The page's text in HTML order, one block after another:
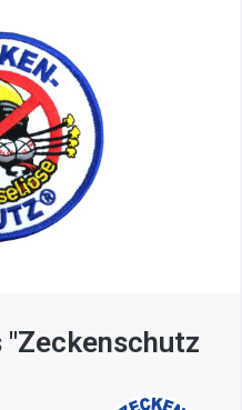
"Zeckenschutz